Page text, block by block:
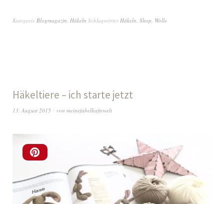
Kategorie Blogmagazin Häkeln Schlagwörter Häkeln Shop Wolle
Häkeltiere – ich starte jetzt
13. August 2015 von meinefabelhaftewelt